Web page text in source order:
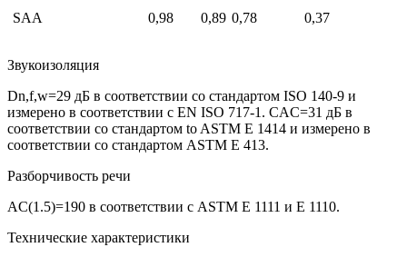
SAA 0,98 0,89 0,78 0,37
Звукоизоляция
Dn,f,w=29 дБ в соответствии со стандартом ISO 140-9 и
измерено в соответствии с EN ISO 717-1. CAC=31 дБ в
соответствии со стандартом to ASTM E 1414 и измерено в
соответствии со стандартом ASTM E 413.
Разборчивость речи
AC(1.5)=190 в соответствии с ASTM E 1111 и E 1110.
Технические характеристики